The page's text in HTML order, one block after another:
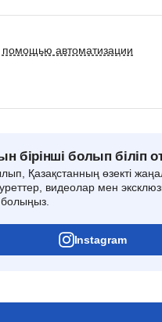
помощью автоматизации
бірінші болып біліп
Қазақстанның өзекті
видеолар мен
Instagram